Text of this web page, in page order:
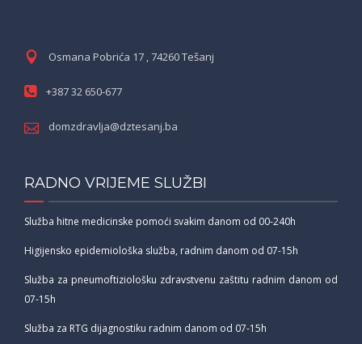
Osmana Pobrića 17 , 74260 Tešanj
+387 32 650-677
domzdravlja@dztesanj.ba
RADNO VRIJEME SLUŽBI
Služba hitne medicinske pomoći svakim danom od 00-240h
Higijensko epidemiološka služba, radnim danom od 07-15h
Služba za pneumoftiziološku zdravstvenu zaštitu radnim danom od
07-15h
Služba za RTG dijagnostiku radnim danom od 07-15h